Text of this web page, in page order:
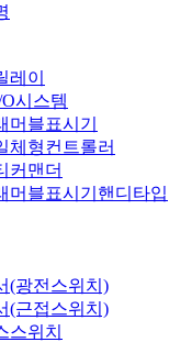
레이
시스템
머블표시기
체형컨트롤러
커맨더
머블표시기핸디타입
(광전스위치)
(근접스위치)
스위치